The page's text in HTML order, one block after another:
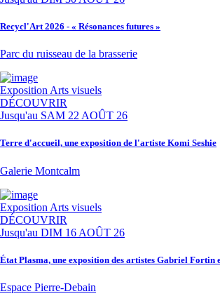
Recycl'Art 2026 - « Résonances futures »
Parc du ruisseau de la brasserie
Exposition Arts visuels
DÉCOUVRIR
Jusqu'au SAM 22 AOÛT 26
Terre d'accueil, une exposition de l'artiste Komi Seshie
Galerie Montcalm
Exposition Arts visuels
DÉCOUVRIR
Jusqu'au DIM 16 AOÛT 26
État Plasma, une exposition des artistes Gabriel
Espace Pierre-Debain